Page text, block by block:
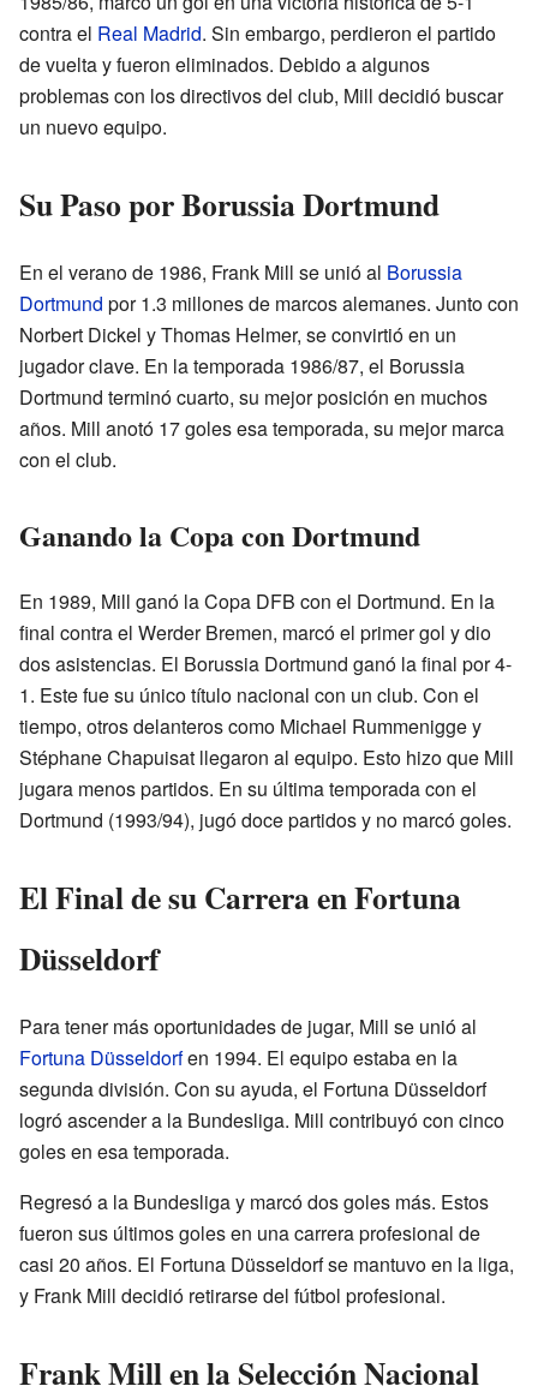
contra el Real Madrid. Sin embargo, perdieron el partido
de vuelta y fueron eliminados. Debido a algunos
problemas con los directivos del club, Mill decidió buscar
un nuevo equipo.
Su Paso por Borussia Dortmund
En el verano de 1986, Frank Mill se unió al Borussia
Dortmund por 1.3 millones de marcos alemanes. Junto con
Norbert Dickel y Thomas Helmer, se convirtió en un
jugador clave. En la temporada 1986/87, el Borussia
Dortmund terminó cuarto, su mejor posición en muchos
años. Mill anotó 17 goles esa temporada, su mejor marca
con el club.
Ganando la Copa con Dortmund
En 1989, Mill ganó la Copa DFB con el Dortmund. En la
final contra el Werder Bremen, marcó el primer gol y dio
dos asistencias. El Borussia Dortmund ganó la final por 4-
1. Este fue su único título nacional con un club. Con el
tiempo, otros delanteros como Michael Rummenigge y
Stéphane Chapuisat llegaron al equipo. Esto hizo que Mill
jugara menos partidos. En su última temporada con el
Dortmund (1993/94), jugó doce partidos y no marcó goles.
El Final de su Carrera en Fortuna
Düsseldorf
Para tener más oportunidades de jugar, Mill se unió al
Fortuna Düsseldorfen 1994. El equipo estaba en la
segunda división. Con su ayuda, el Fortuna Düsseldorf
logró ascender a la Bundesliga. Mill contribuyó con cinco
goles en esa temporada.
Regresó a la Bundesliga y marcó dos goles más. Estos
fueron sus últimos goles en una carrera profesional de
casi 20 años. El Fortuna Düsseldorf se mantuvo en la liga,
y Frank Mill decidió retirarse del fútbol profesional.
Frank Mill en la Selección Nacional